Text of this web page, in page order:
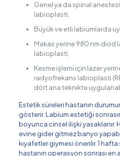
Genel ya da spinal
labioplasti,
Büyük ve etli labiumlarda
Makas yerine 980 nm diod
labioplasti,
Kesme işlemi için lazer
radyofrekans labioplasti
dört ana teknikte
Estetik süreleri hastanın
gösterir. Labium estetiği
boyunca cinsel ilişki yasaklanır.
evine gider gitmez banyo
kıyafetler giymesi önerilir. 1
hastanın operasyon sonrası en